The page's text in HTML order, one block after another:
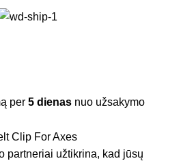
per5 dienas nuo užsakymo
partneriai užtikrina, kad jūsų